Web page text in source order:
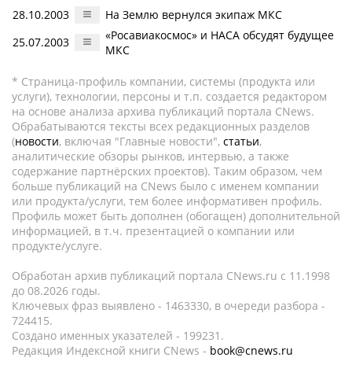
28.10.2003
На Землю вернулся экипаж МКС
25.07.2003
«Росавиакосмос» и НАСА обсудят будущее
МКС
* Страница-профиль компании, системы (продукта или
услуги), технологии, персоны и т.п. создается редактором
на основе анализа архива публикаций портала CNews.
Обрабатываются тексты всех редакционных разделов
(новости, включая "Главные новости", статьи,
аналитические обзоры рынков, интервью, а также
содержание партнёрских проектов). Таким образом, чем
больше публикаций на CNews было с именем компании
или продукта/услуги, тем более информативен профиль.
Профиль может быть дополнен (обогащен) дополнительной
информацией, в т.ч. презентацией о компании или
продукте/услуге.
Обработан архив публикаций портала CNews.ru c 11.1998
до 08.2026 годы.
Ключевых фраз выявлено - 1463330, в очереди разбора -
724415.
Создано именных указателей - 199231.
Редакция Индексной книги CNews - book@cnews.ru